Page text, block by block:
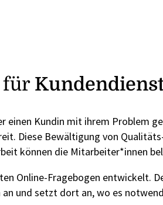
für
einen Kundin mit ihrem Problem
Diese Bewältigung von
können die Mitarbeiter*innen
Online-Fragebogen entwickelt.
und setzt dort an, wo es